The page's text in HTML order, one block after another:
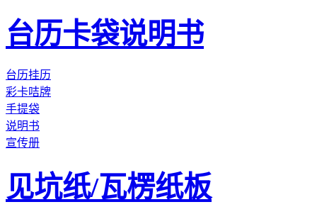
台历卡袋说明书
台历挂历
彩卡咭牌
手提袋
说明书
宣传册
见坑纸/瓦楞纸板